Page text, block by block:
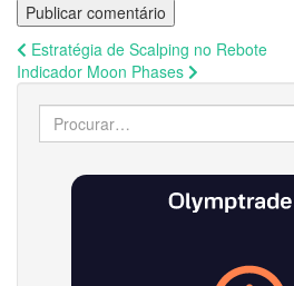
Navegação
de
Post
Estratégia de Scalping no Rebote
Indicador Moon Phases
Search
for: